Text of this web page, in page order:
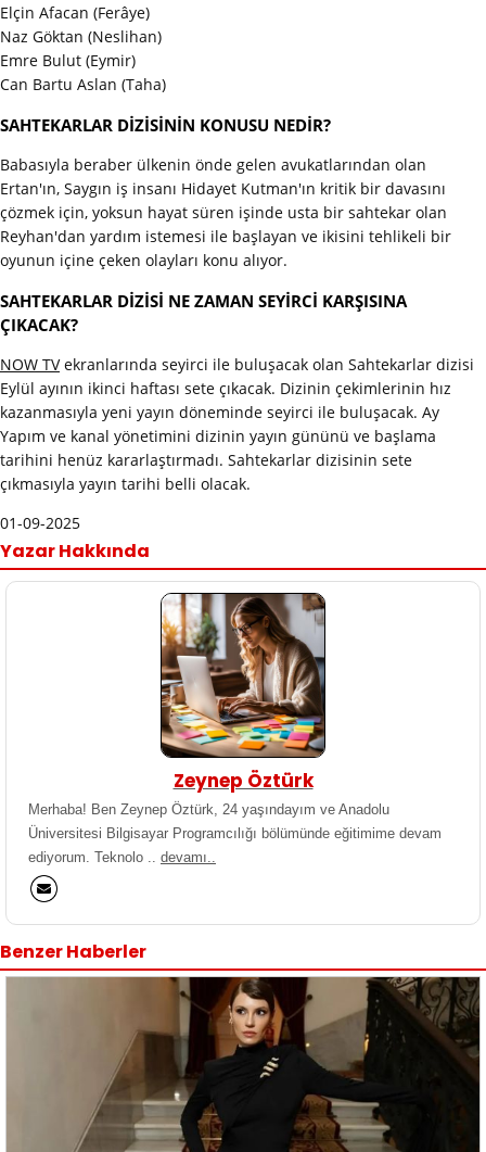
Elçin Afacan (Ferâye)
Naz Göktan (Neslihan)
Emre Bulut (Eymir)
Can Bartu Aslan (Taha)
SAHTEKARLAR DİZİSİNİN KONUSU NEDİR?
Babasıyla beraber ülkenin önde gelen avukatlarından olan
Ertan'ın, Saygın iş insanı Hidayet Kutman'ın kritik bir davasını
çözmek için, yoksun hayat süren işinde usta bir sahtekar olan
Reyhan'dan yardım istemesi ile başlayan ve ikisini tehlikeli bir
oyunun içine çeken olayları konu alıyor.
SAHTEKARLAR DİZİSİ NE ZAMAN SEYİRCİ KARŞISINA
ÇIKACAK?
NOW TVekranlarında seyirci ile buluşacak olan Sahtekarlar dizisi
Eylül ayının ikinci haftası sete çıkacak. Dizinin çekimlerinin hız
kazanmasıyla yeni yayın döneminde seyirci ile buluşacak. Ay
Yapım ve kanal yönetimini dizinin yayın gününü ve başlama
tarihini henüz kararlaştırmadı. Sahtekarlar dizisinin sete
çıkmasıyla yayın tarihi belli olacak.
01-09-2025
Yazar Hakkında
Zeynep Öztürk
Merhaba! Ben Zeynep Öztürk, 24 yaşındayım ve Anadolu
Üniversitesi Bilgisayar Programcılığı bölümünde eğitimime devam
ediyorum. Teknolo .. devamı..
Benzer Haberler